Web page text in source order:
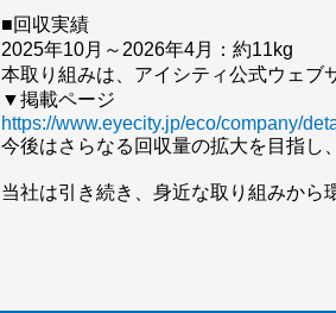
■回収実績
2025年10月～2026年4月：約11kg
本取り組みは、アイシティ公式ウェブ
▼掲載ページ
https://www.eyecity.jp/eco/company/
今後はさらなる回収量の拡大を目指し
当社は引き続き、身近な取り組みから